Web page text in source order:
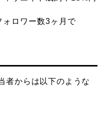
ォロワー数3ヶ月で
者からは以下のような